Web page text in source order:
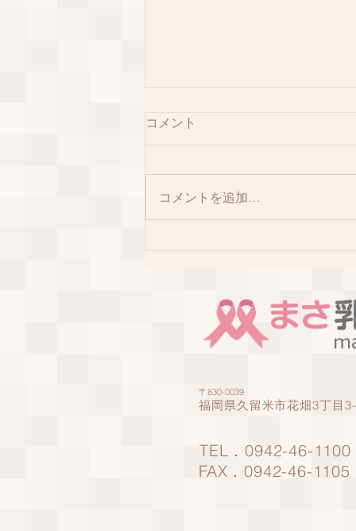
アロマレシピ パート2
コメント
コメントを追加…
〒830-0039
福岡県久留米市花畑3丁目
TEL．0942-46-1100
FAX．0942-46-1105